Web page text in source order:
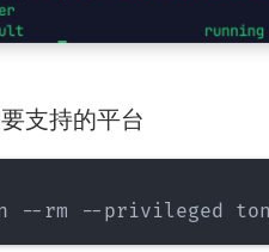
支持的平台